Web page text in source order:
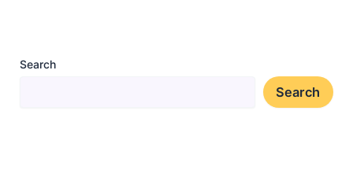
Search
Search